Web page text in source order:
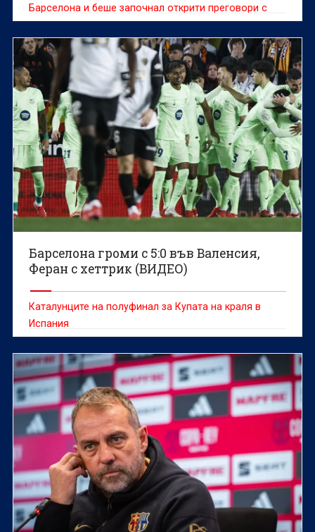
Барселона и беше започнал открити преговори с
Ювентус, но в крайна сметка остана при
каталунците
Барселона громи с 5:0 във Валенсия,
Феран с хеттрик (ВИДЕО)
Каталунците на полуфинал за Купата на краля в
Испания